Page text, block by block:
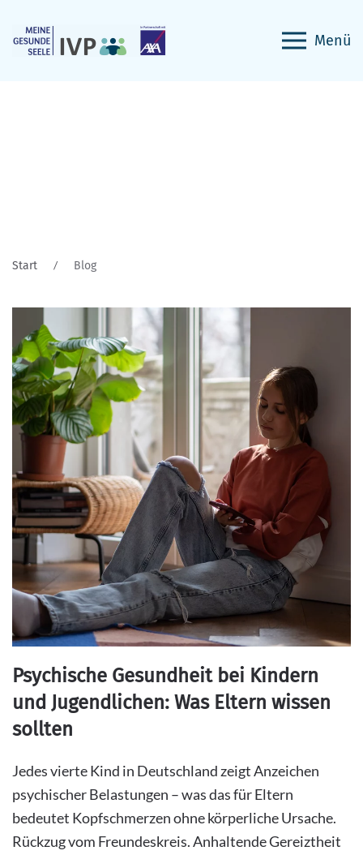
Menü
Start Blog
Psychische Gesundheit bei Kindern
und Jugendlichen: Was Eltern wissen
sollten
Jedes vierte Kind in Deutschland zeigt Anzeichen
psychischer Belastungen – was das für Eltern
bedeutet Kopfschmerzen ohne körperliche Ursache.
Rückzug vom Freundeskreis. Anhaltende Gereiztheit